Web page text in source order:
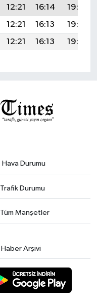
12:21 16:14
19:27
12:21 16:13
19:26
12:21 16:13 19:25
Hava Durumu
Trafik Durumu
Tüm Manşetler
Haber Arşivi